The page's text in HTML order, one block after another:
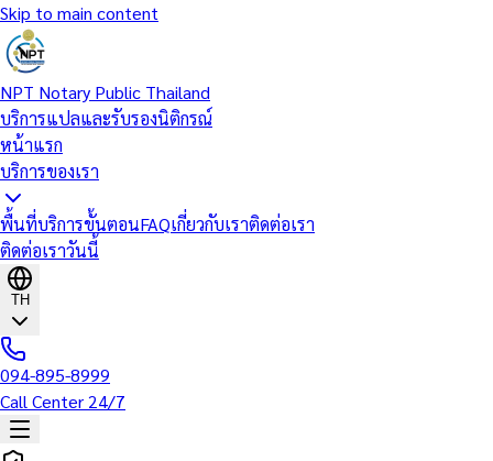
Skip to main content
NPT Notary Public Thailand
บริการแปลและรับรองนิติกรณ์
หน้าแรก
บริการของเรา
พื้นที่บริการขั้นตอนFAQเกี่ยวกับเราติดต่อเรา
ติดต่อเราวันนี้
TH
094-895-8999
Call Center 24/7